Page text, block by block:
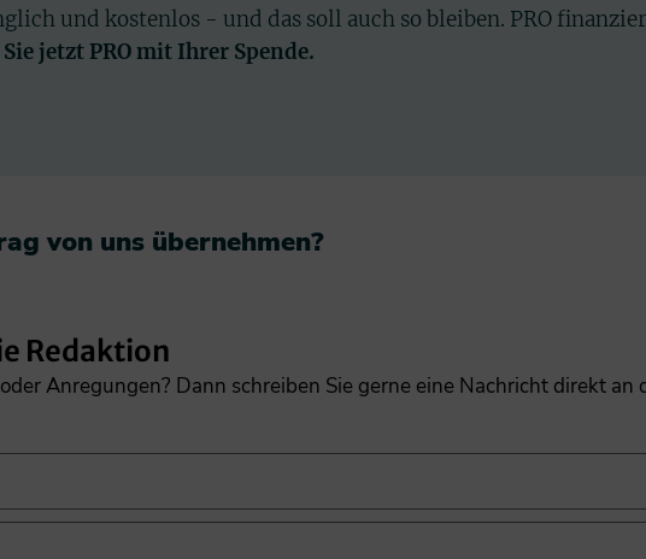
und kostenlos - und das soll auch so bleiben. PRO
jetzt PRO mit Ihrer Spende.
von uns übernehmen?​
Redaktion
Anregungen? Dann schreiben Sie gerne eine Nachricht direkt an